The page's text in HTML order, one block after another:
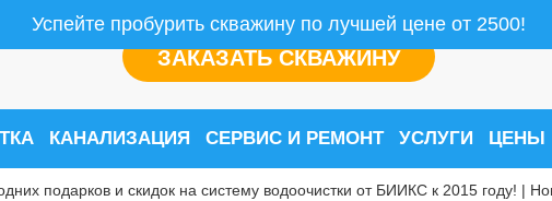
Успейте пробурить скважину по лучшей цене от 2500!
ЗАКАЗАТЬ СКВАЖИНУ
КАНАЛИЗАЦИЯ СЕРВИС И РЕМОНТ УСЛУГИ ЦЕНЫ
подарков и скидок на систему водоочистки от БИИКС к 2015 году! |